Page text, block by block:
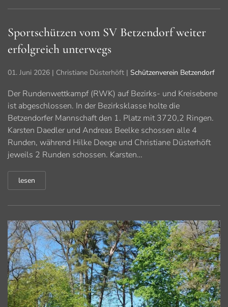
Sportschützen vom SV Betzendorf weiter
erfolgreich unterwegs
01. Juni 2026 | Christiane Düsterhöft | Schützenverein Betzendorf
Der Rundenwettkampf (RWK) auf Bezirks- und Kreisebene
ist abgeschlossen. In der Bezirksklasse holte die
Betzendorfer Mannschaft den 1. Platz mit 3720,2 Ringen.
Karsten Daedler und Andreas Beelke schossen alle 4
Runden, während Hilke Deege und Christiane Düsterhöft
jeweils 2 Runden schossen. Karsten…
lesen